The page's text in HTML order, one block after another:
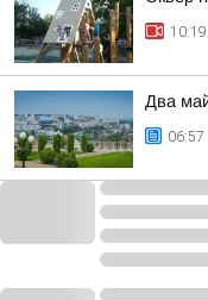
10:19
Два
06:57